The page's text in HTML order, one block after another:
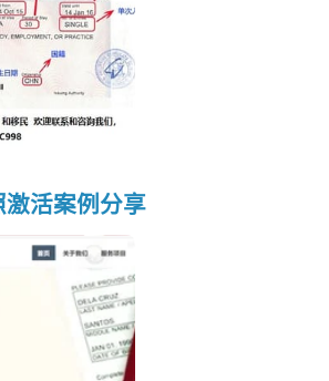
活案例分享